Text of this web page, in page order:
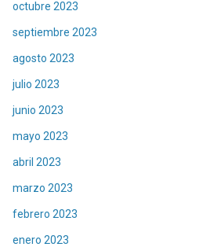
octubre 2023
septiembre 2023
agosto 2023
julio 2023
junio 2023
mayo 2023
abril 2023
marzo 2023
febrero 2023
enero 2023